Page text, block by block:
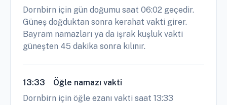
Dornbirn için gün doğumu saat 06:02 geçedir.
Güneş doğduktan sonra kerahat vakti girer.
Bayram namazları ya da işrak kuşluk vakti
güneşten 45 dakika sonra kılınır.
13:33
Öğle namazı vakti
Dornbirn için öğle ezanı vakti saat 13:33